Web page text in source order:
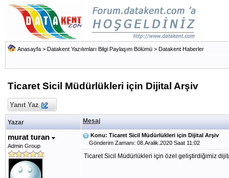
Anasayfa > Datakent Yazılımları Bilgi Paylaşım Bölümü > Datakent Haberler
Ticaret Sicil Müdürlükleri için Dijital Arşiv
Yanıt Yaz
Yazar Mesaj
murat turan
Admin Group
Konu: Ticaret Sicil Müdürlükleri için Dijital Arşiv
Gönderim Zamanı: 08.Aralik.2020 Saat 11:02
Ticaret Sicil Müdürlükleri için özel geliştirdiğimiz